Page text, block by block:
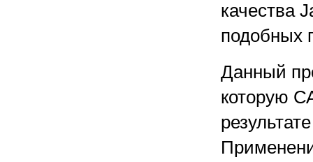
качества
подобных
Данный
которую